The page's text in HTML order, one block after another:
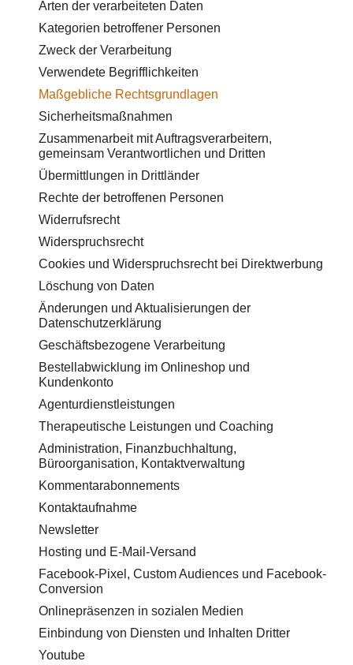
Arten der verarbeiteten Daten
Kategorien betroffener Personen
Zweck der Verarbeitung
Verwendete Begrifflichkeiten
Maßgebliche Rechtsgrundlagen
Sicherheitsmaßnahmen
Zusammenarbeit mit Auftragsverarbeitern,
gemeinsam Verantwortlichen und Dritten
Übermittlungen in Drittländer
Rechte der betroffenen Personen
Widerrufsrecht
Widerspruchsrecht
Cookies und Widerspruchsrecht bei Direktwerbung
Löschung von Daten
Änderungen und Aktualisierungen der
Datenschutzerklärung
Geschäftsbezogene Verarbeitung
Bestellabwicklung im Onlineshop und
Kundenkonto
Agenturdienstleistungen
Therapeutische Leistungen und Coaching
Administration, Finanzbuchhaltung,
Büroorganisation, Kontaktverwaltung
Kommentarabonnements
Kontaktaufnahme
Newsletter
Hosting und E-Mail-Versand
Facebook-Pixel, Custom Audiences und Facebook-
Conversion
Onlinepräsenzen in sozialen Medien
Einbindung von Diensten und Inhalten Dritter
Youtube